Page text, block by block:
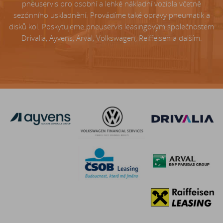
pneuservis pro osobní a lehké nákladní vozidla včetně
sezónního uskladnění. Provádíme také opravy pneumatik a
disků kol. Poskytujeme pneuservis leasingovým společnostem
Drivalia, Ayvens, Arval, Volkswagen, Reiffeisen a dalším.